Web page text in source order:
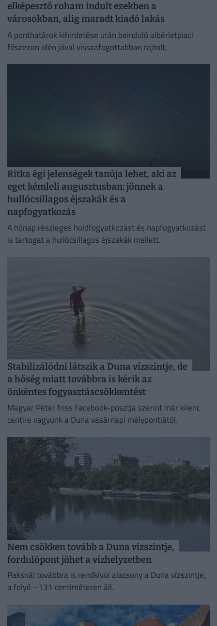
elképesztő roham indult ezekben a
városokban, alig maradt kiadó lakás
A ponthatárok kihirdetése után beinduló albérletpiaci
főszezon idén jóval visszafogottabban rajtolt,
Ritka égi jelenségek tanúja lehet, aki az
eget kémleli augusztusban: jönnek a
hullócsillagos éjszakák és a
napfogyatkozás
A hónap részleges holdfogyatkozást és napfogyatkozást
is tartogat a hullócsillagos éjszakák mellett.
Stabilizálódni látszik a Duna vízszintje, de
a hőség miatt továbbra is kérik az
önkéntes fogyasztáscsökkentést
Magyar Péter friss Facebook‑posztja szerint már kilenc
centire vagyunk a Duna vasárnapi mélypontjától.
Nem csökken tovább a Duna vízszintje,
fordulópont jöhet a vízhelyzetben
Paksnál továbbra is rendkívül alacsony a Duna vízszintje,
a folyó –131 centiméteren áll.